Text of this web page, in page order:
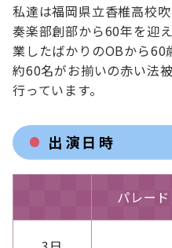
私達は福岡県立香椎高校
奏楽部創部から60年を迎
業したばかりのOBから
約60名がお揃いの赤い法
行っています。
出演日時
パレード